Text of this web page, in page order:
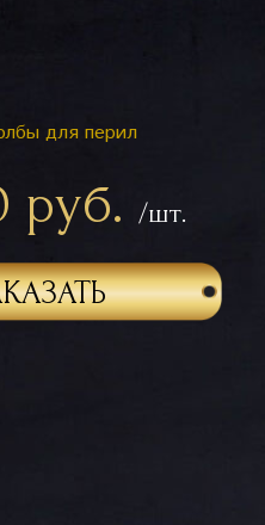
для перил
руб. /шт.